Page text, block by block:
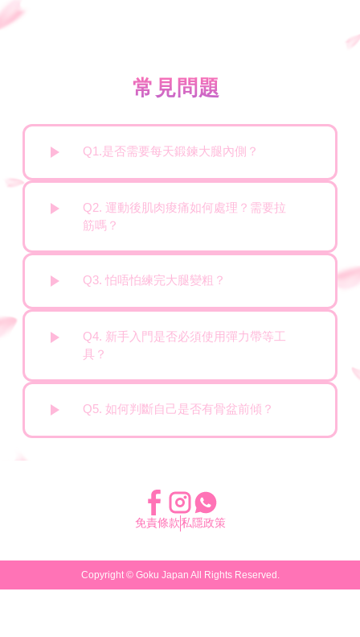
常見問題
Q1.是否需要每天鍛鍊大腿內側？
Q2. 運動後肌肉痠痛如何處理？需要拉
筋嗎？
Q3. 怕唔怕練完大腿變粗？
Q4. 新手入門是否必須使用彈力帶等工
具？
Q5. 如何判斷自己是否有骨盆前傾？
免責條款私隱政策
Copyright © Goku Japan All Rights Reserved.